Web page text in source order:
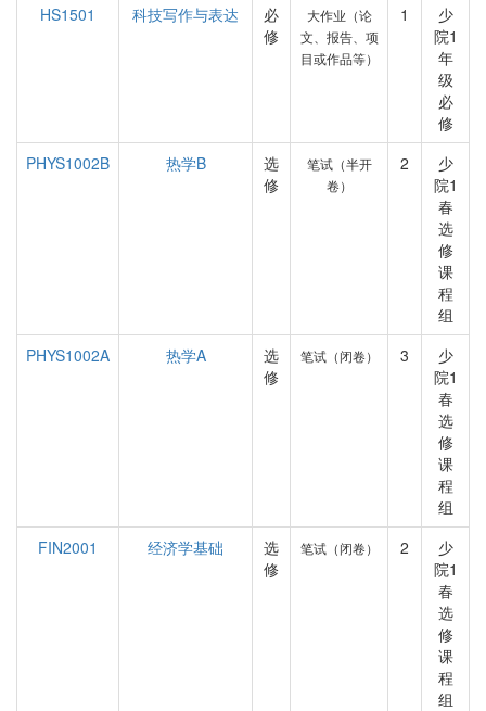
HS1501 科技写作与表达
必
修
大作业（论
文、报告、项
目或作品等）
1
少
院1
年
级
必
修
PHYS1002B
热学B
选
修
笔试（半开
卷）
2
少
院1
春
选
修
课
程
组
PHYS1002A
热学A
选
修
笔试（闭卷） 3
少
院1
春
选
修
课
程
组
FIN2001
经济学基础
选
修
笔试（闭卷） 2
少
院1
春
选
修
课
程
组